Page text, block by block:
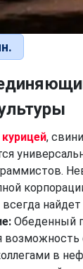
,
найдет
Обеденный
возможность
в